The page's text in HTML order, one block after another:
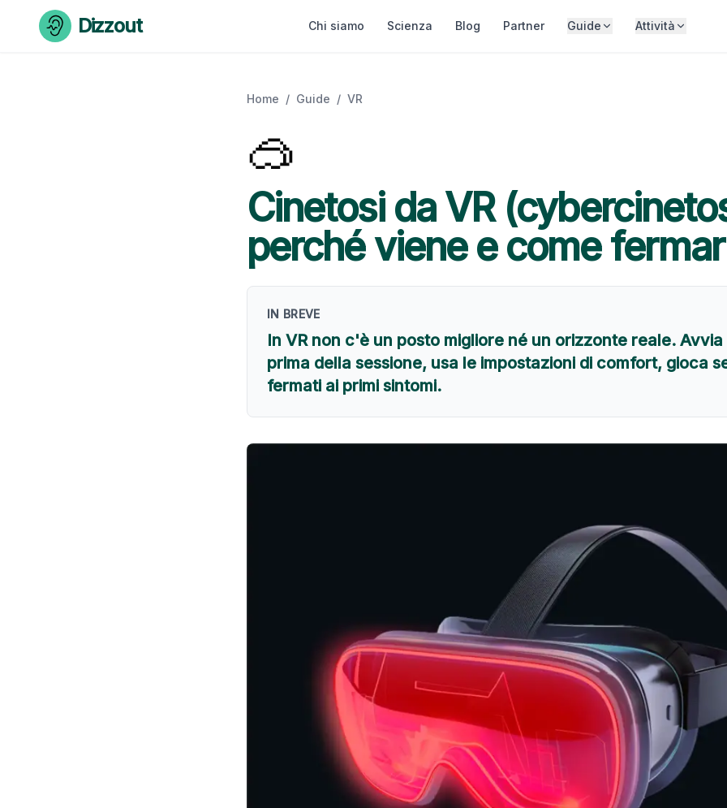
Skip to content
Dizzout Chi siamo Scienza Blog Partner Guide Attività
Home / Guide / VR
🥽
Cinetosi da VR
perché viene e come
IN BREVE
In VR non c'è un posto migliore né un orizzonte reale.
prima della sessione, usa le impostazioni di comfort, gioca
fermati ai primi sintomi.